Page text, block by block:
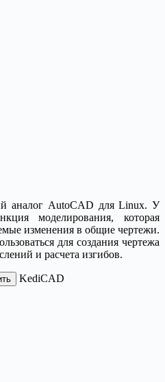
аналог AutoCAD для Linux. У
моделирования, которая
изменения в общие чертежи.
для создания чертежа
и расчета изгибов.
KediCAD